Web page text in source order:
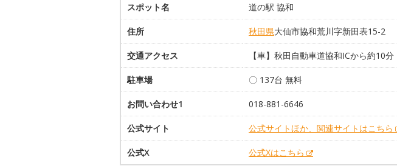
スポット名 道の駅 協和
住所 秋田県大仙市協和荒川字新田表15-2
交通アクセス 【車】秋田自動車道協和ICから約10分
駐車場 〇 137台 無料
お問い合わせ1 018-881-6646
公式サイト 公式サイトほか、関連サイトはこちら
公式X 公式Xはこちら